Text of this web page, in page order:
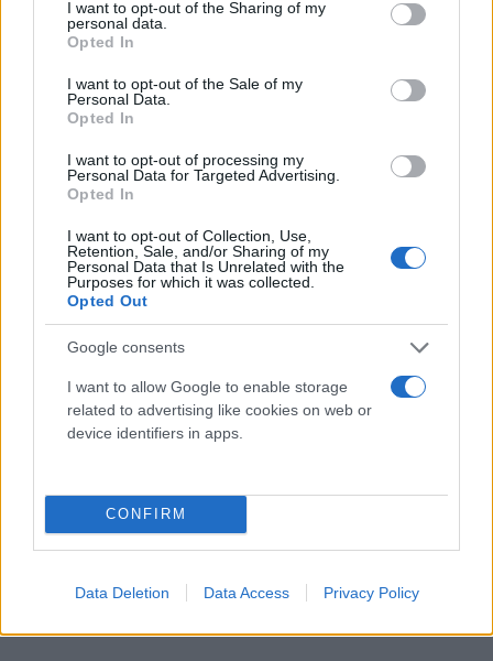
not limited to your visit or usage behaviour. You may click to
grant or deny consent to Google and its third-party tags to
use your data for below specified purposes in below Google
consent section.
I want to opt-out of the Sharing of my
personal data.
Opted In
I want to opt-out of the Sale of my
Personal Data.
Opted In
I want to opt-out of processing my
Personal Data for Targeted Advertising.
Opted In
I want to opt-out of Collection, Use,
Retention, Sale, and/or Sharing of my
Personal Data that Is Unrelated with the
Purposes for which it was collected.
Opted Out
Google consents
I want to allow Google to enable storage
related to advertising like cookies on web or
device identifiers in apps.
CONFIRM
Data Deletion Data Access Privacy Policy
ανακοίνωσή της, ως απάντηση στο βίντεο.
«Ο Ντόναλντ Τραμπ δεν παίζει. Λέει στην Αμερική
ακριβώς αυτό που σκοπεύει να κάνει, αν ξαναπάρει
την εξουσία: να διευθύνει ως δικτάτορας ένα
'ενοποιημένο Ράιχ'», έγραψε σε ανακοίνωσή του ο
Δημοκρατικών Τζέιμς Σίνγκερ, κατηγορώντας τον
για «παρωδία του 'Μάιν Καμπφ'», του πολιτικού
μανιφέστου του ναζί δικτάτορα Αδόλφου Χίτλερ,
και ότι έχει «ανισόρροπη συμπεριφορά».